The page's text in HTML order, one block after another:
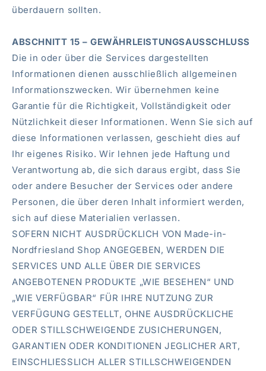
überdauern sollten.
ABSCHNITT 15 – GEWÄHRLEISTUNGSAUSSCHLUSS
Die in oder über die Services dargestellten
Informationen dienen ausschließlich allgemeinen
Informationszwecken. Wir übernehmen keine
Garantie für die Richtigkeit, Vollständigkeit oder
Nützlichkeit dieser Informationen. Wenn Sie sich auf
diese Informationen verlassen, geschieht dies auf
Ihr eigenes Risiko. Wir lehnen jede Haftung und
Verantwortung ab, die sich daraus ergibt, dass Sie
oder andere Besucher der Services oder andere
Personen, die über deren Inhalt informiert werden,
sich auf diese Materialien verlassen.
SOFERN NICHT AUSDRÜCKLICH VON Made-in-
Nordfriesland Shop ANGEGEBEN, WERDEN DIE
SERVICES UND ALLE ÜBER DIE SERVICES
ANGEBOTENEN PRODUKTE „WIE BESEHEN“ UND
„WIE VERFÜGBAR“ FÜR IHRE NUTZUNG ZUR
VERFÜGUNG GESTELLT, OHNE AUSDRÜCKLICHE
ODER STILLSCHWEIGENDE ZUSICHERUNGEN,
GARANTIEN ODER KONDITIONEN JEGLICHER ART,
EINSCHLIESSLICH ALLER STILLSCHWEIGENDEN